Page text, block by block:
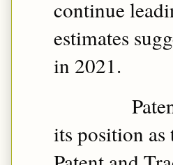
continue
estimates
in 2021.
its position